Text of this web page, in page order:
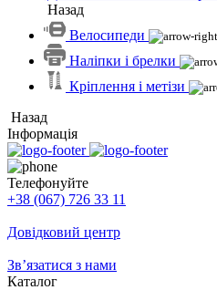
Назад
Велосипеди
Наліпки і брелки
Кріплення і метізи
Назад
Інформація
Телефонуйте
+38 (067) 726 33 11
Довідковий центр
Зв’язатися з нами
Каталог